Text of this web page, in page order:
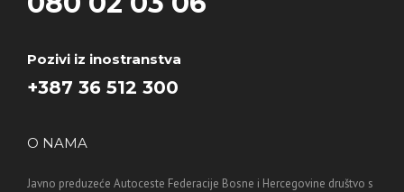
Pozivi iz inostranstva
+387 36 512 300
O NAMA
Javno preduzeće Autoceste Federacije Bosne i Hercegovine društvo s